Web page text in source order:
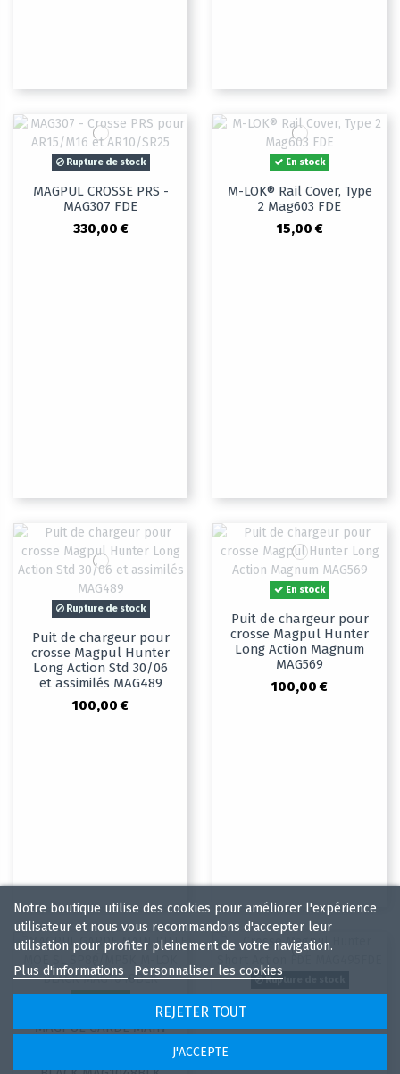
Rupture de stock
MAGPUL CROSSE PRS -
MAG307 FDE
330,00 €
En stock
M-LOK® Rail Cover, Type
2 Mag603 FDE
15,00 €
Rupture de stock
Puit de chargeur pour
crosse Magpul Hunter
Long Action Std 30/06
et assimilés MAG489
100,00 €
En stock
Puit de chargeur pour
crosse Magpul Hunter
Long Action Magnum
MAG569
100,00 €
MAGPUL GARDE MAIN
Rupture de stock
Crosse Magpul Hunter
Notre boutique utilise des cookies pour améliorer l'expérience
utilisateur et nous vous recommandons d'accepter leur
utilisation pour profiter pleinement de votre navigation.
Plus d'informations
Personnaliser les cookies
REJETER TOUT
J'ACCEPTE